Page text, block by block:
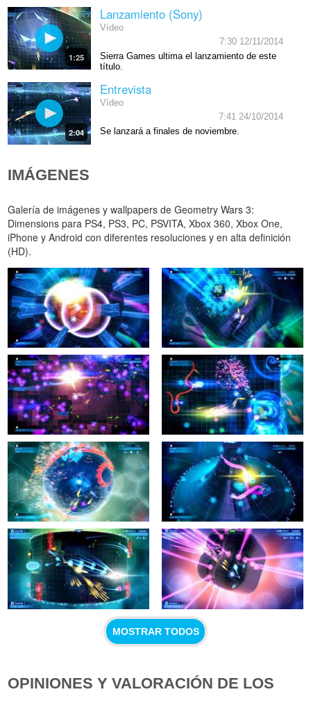
1:25
Lanzamiento (Sony)
Vídeo
7:30 12/11/2014
Sierra Games ultima el lanzamiento de este
título.
2:04
Entrevista
Vídeo
7:41 24/10/2014
Se lanzará a finales de noviembre.
IMÁGENES
Galería de imágenes y wallpapers de Geometry Wars 3:
Dimensions para PS4, PS3, PC, PSVITA, Xbox 360, Xbox One,
iPhone y Android con diferentes resoluciones y en alta definición
(HD).
MOSTRAR TODOS
OPINIONES Y VALORACIÓN DE LOS